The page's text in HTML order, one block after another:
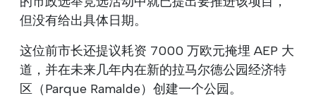
但没有给出具体日期。
这位前市长还提议耗资 7000 万欧元掩埋 AEP 大
道，并在未来几年内在新的拉马尔德公园经济特
区（Parque Ramalde）创建一个公园。